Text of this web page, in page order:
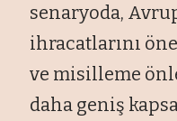
senaryoda,
ihracatlarını
ve misilleme
daha geniş